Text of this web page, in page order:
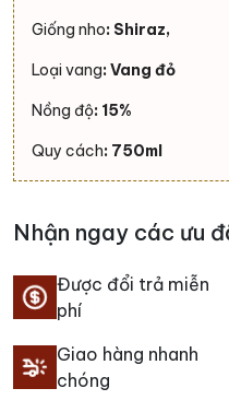
Giống nho: Shiraz,
Loại vang: Vang đỏ
Nồng độ: 15%
Quy cách: 750ml
Nhận ngay các ưu
Được đổi trả miễn
phí
Giao hàng nhanh
chóng